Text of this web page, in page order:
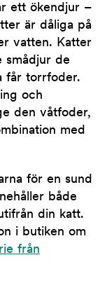
ett ökendjur –
är dåliga på
vatten. Katter
smådjur de
får torrfoder.
och
den våtfoder,
med
för en sund
både
din katt.
i butiken om
från